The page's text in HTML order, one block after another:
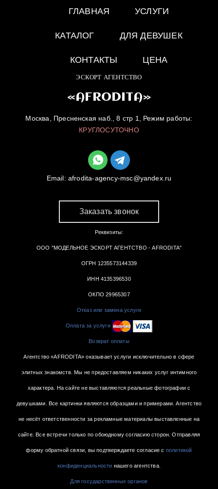
ГЛАВНАЯ УСЛУГИ
КАТАЛОГ ДЛЯ ДЕВУШЕК
КОНТАКТЫ ЦЕНА
ЭСКОРТ АГЕНТСТВО
«AFRODITA»
Москва, Пресненская наб., 8 стр 1, Режим работы:
КРУГЛОСУТОЧНО
Email: afrodita-agency-msc@yandex.ru
Заказать звонок
Реквизиты:
ООО "МОДЕЛЬНОЕ ЭСКОРТ АГЕНТСТВО - AFRODITA"
ОГРН 1235573144339
ИНН 4135396530
ОКПО 29965307
Отказ или замена услуги
Оплата за услуги
Возврат оплаты
Агентство «AFRODITA» оказывает услуги исключительно в сфере
элитных знакомств. Мы не предоставляем никаких услуг интимного
характера. На сайте не выставляются реальные фотографии с
девушками. Все картинки являются образцами и примерами. Агентство
не несёт ответственности за рекламные материалы выставленные на
сайте. Все встречи только по обоюдному согласию сторон. Отправляя
форму обратной связи, вы подтверждаете согласие с политикой
конфиденциальности нашего агентства.
Для государственных органов